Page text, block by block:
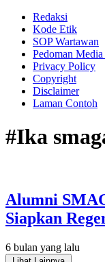
Redaksi
Kode Etik
SOP Wartawan
Pedoman
Privacy Policy
Copyright
Disclaimer
Laman Contoh
#Ika
Alumni
Siapkan
6 bulan yang lalu